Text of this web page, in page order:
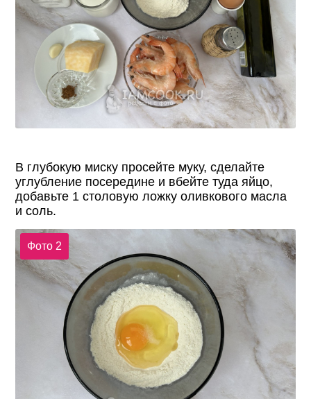
В глубокую миску просейте муку, сделайте
углубление посередине и вбейте туда яйцо,
добавьте 1 столовую ложку оливкового масла
и соль.
Фото 2